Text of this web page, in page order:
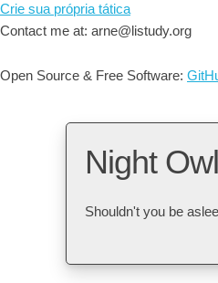
Crie sua própria tática
Contact me at: arne@listudy.org
Open Source & Free Software:
Night Owl
Shouldn't you be